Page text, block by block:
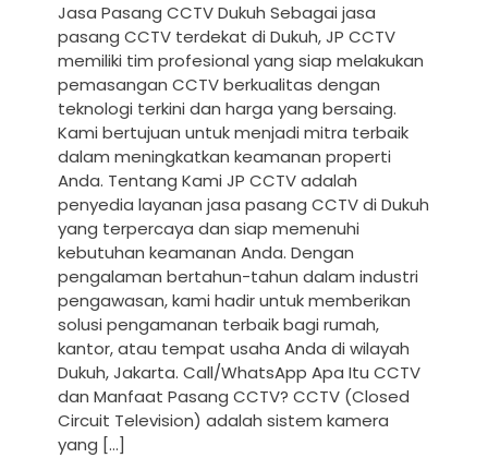
Jasa Pasang CCTV Dukuh Sebagai jasa
pasang CCTV terdekat di Dukuh, JP CCTV
memiliki tim profesional yang siap melakukan
pemasangan CCTV berkualitas dengan
teknologi terkini dan harga yang bersaing.
Kami bertujuan untuk menjadi mitra terbaik
dalam meningkatkan keamanan properti
Anda. Tentang Kami JP CCTV adalah
penyedia layanan jasa pasang CCTV di Dukuh
yang terpercaya dan siap memenuhi
kebutuhan keamanan Anda. Dengan
pengalaman bertahun-tahun dalam industri
pengawasan, kami hadir untuk memberikan
solusi pengamanan terbaik bagi rumah,
kantor, atau tempat usaha Anda di wilayah
Dukuh, Jakarta. Call/WhatsApp Apa Itu CCTV
dan Manfaat Pasang CCTV? CCTV (Closed
Circuit Television) adalah sistem kamera
yang […]